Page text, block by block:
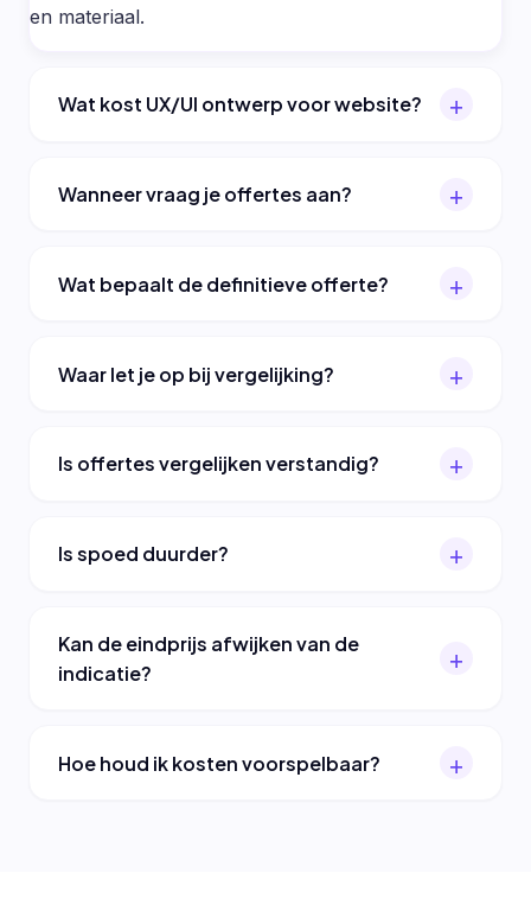
en materiaal.
Wat kost UX/UI ontwerp voor website?
Wanneer vraag je offertes aan?
Wat bepaalt de definitieve offerte?
Waar let je op bij vergelijking?
Is offertes vergelijken verstandig?
Is spoed duurder?
Kan de eindprijs afwijken van de
indicatie?
Hoe houd ik kosten voorspelbaar?